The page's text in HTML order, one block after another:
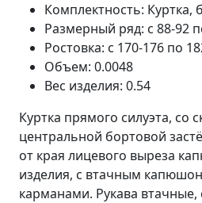
Комплектность: Куртка,
Размерный ряд: с 88-92
Ростовка: с 170-176 по
Объем: 0.0048
Вес изделия: 0.54
Куртка прямого силуэта, со
центральной бортовой
от края лицевого выреза
изделия, с втачным
карманами. Рукава